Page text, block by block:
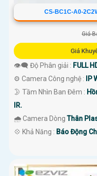
CS-BC1C-A0-
Giá
Giá
👁️‍🗨 Độ Phân giải : FULL
⚙ Camera Công nghệ :
IP
🌛 Tầm Nhìn Ban Đêm :
IR.
🌧️ Camera DòngThân
️💠 Khả Năng : Báo Động